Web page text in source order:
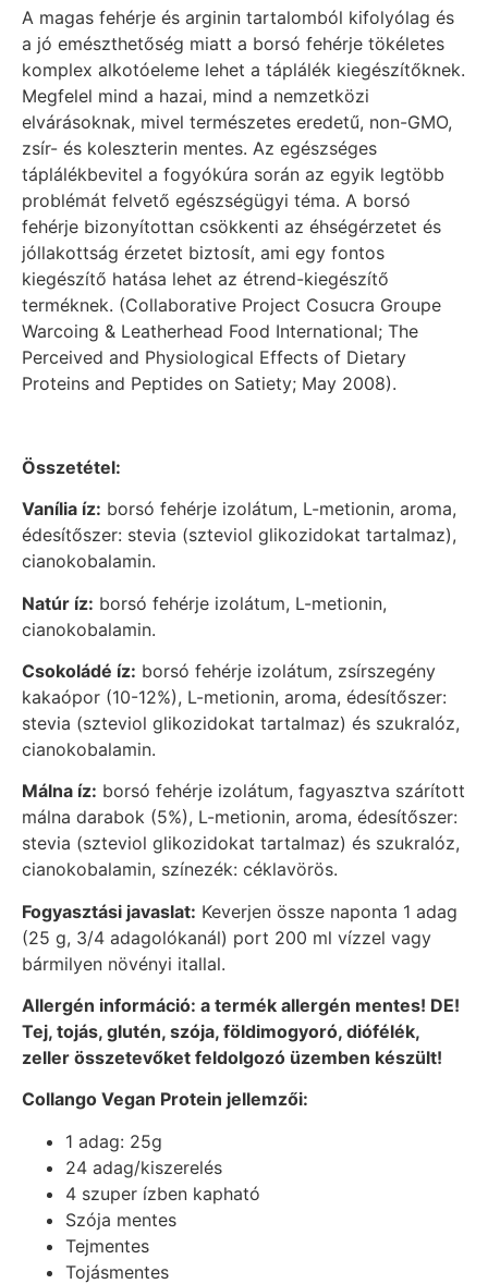
A magas fehérje és arginin tartalomból kifolyólag és
a jó emészthetőség miatt a borsó fehérje tökéletes
komplex alkotóeleme lehet a táplálék kiegészítőknek.
Megfelel mind a hazai, mind a nemzetközi
elvárásoknak, mivel természetes eredetű, non-GMO,
zsír- és koleszterin mentes. Az egészséges
táplálékbevitel a fogyókúra során az egyik legtöbb
problémát felvető egészségügyi téma. A borsó
fehérje bizonyítottan csökkenti az éhségérzetet és
jóllakottság érzetet biztosít, ami egy fontos
kiegészítő hatása lehet az étrend-kiegészítő
terméknek. (Collaborative Project Cosucra Groupe
Warcoing & Leatherhead Food International; The
Perceived and Physiological Effects of Dietary
Proteins and Peptides on Satiety; May 2008).
Összetétel:
Vanília íz: borsó fehérje izolátum, L-metionin, aroma,
édesítőszer: stevia (szteviol glikozidokat tartalmaz),
cianokobalamin.
Natúr íz: borsó fehérje izolátum, L-metionin,
cianokobalamin.
Csokoládé íz: borsó fehérje izolátum, zsírszegény
kakaópor (10-12%), L-metionin, aroma, édesítőszer:
stevia (szteviol glikozidokat tartalmaz) és szukralóz,
cianokobalamin.
Málna íz: borsó fehérje izolátum, fagyasztva szárított
málna darabok (5%), L-metionin, aroma, édesítőszer:
stevia (szteviol glikozidokat tartalmaz) és szukralóz,
cianokobalamin, színezék: céklavörös.
Fogyasztási javaslat: Keverjen össze naponta 1 adag
(25 g, 3/4 adagolókanál) port 200 ml vízzel vagy
bármilyen növényi itallal.
Allergén információ: a termék allergén mentes! DE!
Tej, tojás, glutén, szója, földimogyoró, diófélék,
zeller összetevőket feldolgozó üzemben készült!
Collango Vegan Protein jellemzői:
1 adag: 25g
24 adag/kiszerelés
4 szuper ízben kapható
Szója mentes
Tejmentes
Tojásmentes